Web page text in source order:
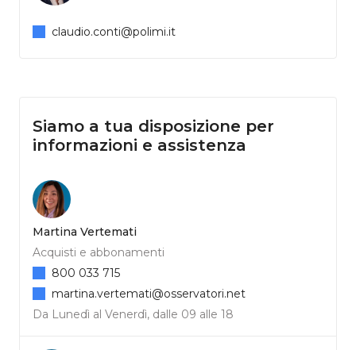
claudio.conti@polimi.it
Siamo a tua disposizione per
informazioni e assistenza
Martina Vertemati
Acquisti e abbonamenti
Da Lunedì al Venerdì, dalle 09 alle 18
800 033 715
martina.vertemati@osservatori.net